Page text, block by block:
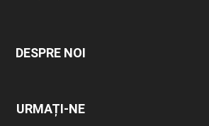
DESPRE NOI
URMAȚI-NE